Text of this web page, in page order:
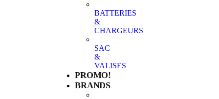
BATTERIES
&
CHARGEURS
SAC
&
VALISES
PROMO!
BRANDS